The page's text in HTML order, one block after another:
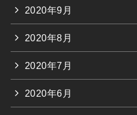
2020年9月
2020年8月
2020年7月
2020年6月